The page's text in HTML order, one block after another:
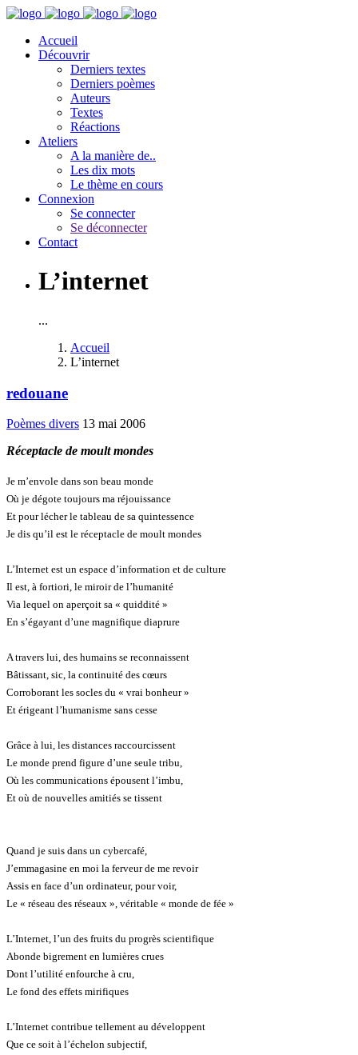
Accueil
Découvrir
Derniers textes
Derniers poèmes
Auteurs
Textes
Réactions
Ateliers
A la manière de..
Les dix mots
Le thème en cours
Connexion
Se connecter
Se déconnecter
Contact
L’internet
...
Accueil
L’internet
redouane
Poèmes divers 13 mai 2006
Réceptacle de moult mondes
Je m’envole dans son beau monde
Où je dégote toujours ma réjouissance
Et pour lécher le tableau de sa quintessence
Je dis qu’il est le réceptacle de moult mondes
L’Internet est un espace d’information et de culture
Il est, à fortiori, le miroir de l’humanité
Via lequel on aperçoit sa « quiddité »
En s’égayant d’une magnifique diaprure
A travers lui, des humains se reconnaissent
Bâtissant, sic, la continuité des cœurs
Corroborant les socles du « vrai bonheur »
Et érigeant l’humanisme sans cesse
Grâce à lui, les distances raccourcissent
Le monde prend figure d’une seule tribu,
Où les communications épousent l’imbu,
Et où de nouvelles amitiés se tissent
Quand je suis dans un cybercafé,
J’emmagasine en moi la ferveur de me revoir
Assis en face d’un ordinateur, pour voir,
Le « réseau des réseaux », véritable « monde de fée »
L’Internet, l’un des fruits du progrès scientifique
Abonde bigrement en lumières crues
Dont l’utilité enfourche à cru,
Le fond des effets mirifiques
L’Internet contribue tellement au développent
Que ce soit à l’échelon subjectif,